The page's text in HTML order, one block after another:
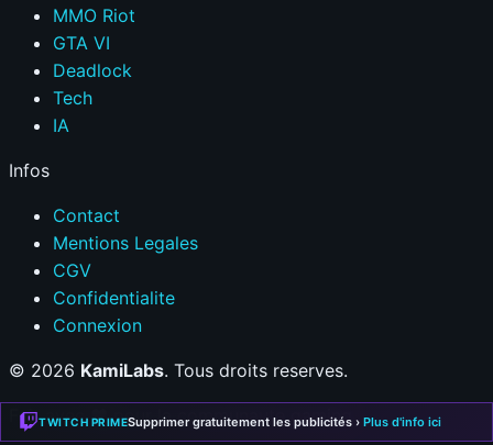
MMO Riot
GTA VI
Deadlock
Tech
IA
Infos
Contact
Mentions Legales
CGV
Confidentialite
Connexion
© 2026 KamiLabs. Tous droits reserves.
Fait avec❤pour la communaute gaming
TWITCH PRIMESupprimer gratuitement les publicités › Plus d'info ici